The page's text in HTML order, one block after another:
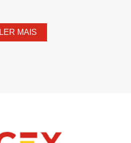
LER MAIS